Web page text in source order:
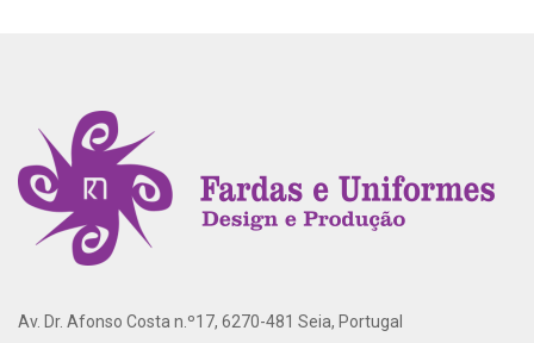
Av. Dr. Afonso Costa n.º17, 6270-481 Seia, Portugal